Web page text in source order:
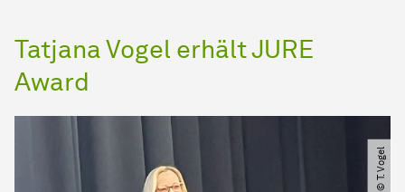
Tatjana Vogel erhält JURE
Award
© T. Vogel